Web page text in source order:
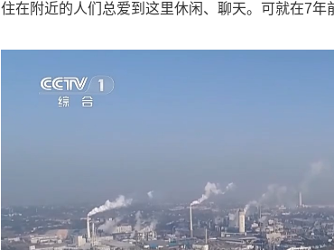
住在附近的人们总爱到这里休闲、聊天。可就在7年